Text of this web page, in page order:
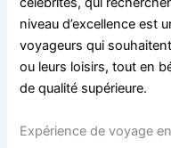
niveau d’excellence est
voyageurs qui
ou leurs loisirs, tout en
de qualité supérieure.
Expérience de voyage